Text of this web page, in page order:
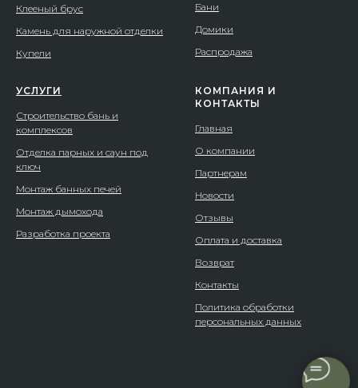
Клееный брус
Камень для наружной отделки
Купели
Бани
Домики
Распродажа
УСЛУГИ
Строительство бань и
комплексов
Отделка парных и саун под
ключ
Монтаж банных печей
Монтаж дымохода
Разработка проекта
КОМПАНИЯ И
КОНТАКТЫ
Главная
О компании
Партнерам
Новости
Отзывы
Оплата и доставка
Возврат
Контакты
Политика обработки
персональных данных